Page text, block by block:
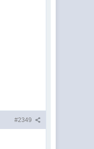
#2349